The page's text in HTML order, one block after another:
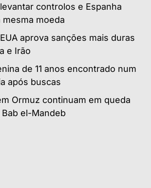
controlos e Espanha
moeda
aprova sanções mais duras
e Irão
de 11 anos encontrado num
após buscas
Ormuz continuam em queda
el-Mandeb